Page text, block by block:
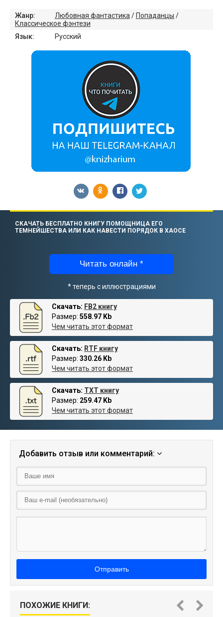
Жанр: Любовная фантастика /Попаданцы /
Классическое фэнтези
Язык:
Русский
СКАЧАТЬ БЕСПЛАТНО КНИГУ ПОМОЩНИЦА ЕГО
ТЕМНЕЙШЕСТВА ИЛИ КАК НАВЕСТИ ПОРЯДОК В ХАОСЕ
Читать онлайн *
* теперь с иллюстрациями
Скачать: FB2 книгу
Размер: 558.97 Kb
Чем читать этот формат
Скачать: RTF книгу
Размер: 330.26 Kb
Чем читать этот формат
Скачать: TXT книгу
Размер: 259.47 Kb
Чем читать этот формат
Добавить отзыв или комментарий:
Отправить
ПОХОЖИЕ КНИГИ: